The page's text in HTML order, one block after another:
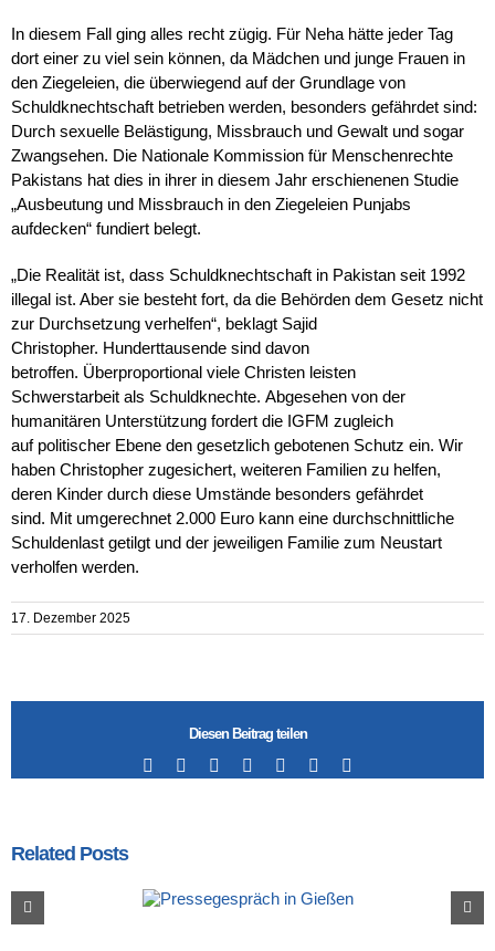
In diesem Fall ging alles recht zügig. Für Neha hätte jeder Tag
dort einer zu viel sein können, da Mädchen und junge Frauen in
den Ziegeleien, die überwiegend auf der Grundlage von
Schuldknechtschaft betrieben werden, besonders gefährdet sind:
Durch sexuelle Belästigung, Missbrauch und Gewalt und sogar
Zwangsehen. Die Nationale Kommission für Menschenrechte
Pakistans hat dies in ihrer in diesem Jahr erschienenen Studie
„Ausbeutung und Missbrauch in den Ziegeleien Punjabs
aufdecken“ fundiert belegt.
„Die Realität ist, dass Schuldknechtschaft in Pakistan seit 1992
illegal ist. Aber sie besteht fort, da die Behörden dem Gesetz nicht
zur Durchsetzung verhelfen“, beklagt Sajid
Christopher. Hunderttausende sind davon
betroffen. Überproportional viele Christen leisten
Schwerstarbeit als Schuldknechte. Abgesehen von der
humanitären Unterstützung fordert die IGFM zugleich
auf politischer Ebene den gesetzlich gebotenen Schutz ein. Wir
haben Christopher zugesichert, weiteren Familien zu helfen,
deren Kinder durch diese Umstände besonders gefährdet
sind. Mit umgerechnet 2.000 Euro kann eine durchschnittliche
Schuldenlast getilgt und der jeweiligen Familie zum Neustart
verholfen werden.
17. Dezember 2025
Diesen Beitrag teilen
Facebook LinkedIn
TumblrPinterest
Related Posts